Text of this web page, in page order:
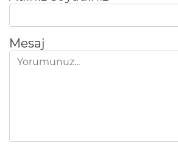
Mesaj